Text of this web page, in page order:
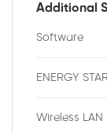
Additional
Software
ENERGY
Wireless LAN